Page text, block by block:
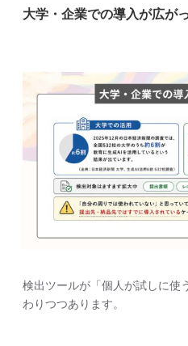
大学・企業での導入が広が
検出ツールが「個人が試しに使
わりつつあります。